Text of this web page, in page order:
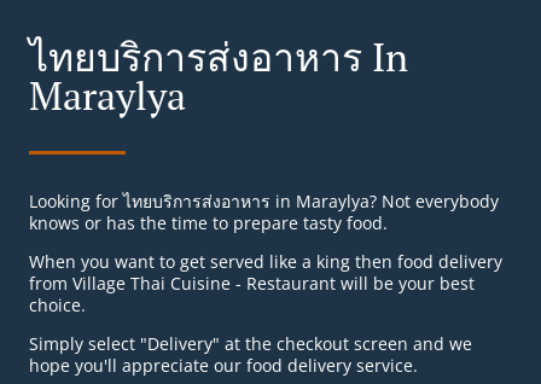
ไทยบริการส่งอาหาร In
Maraylya
Looking for ไทยบริการส่งอาหาร in Maraylya? Not everybody
knows or has the time to prepare tasty food.
When you want to get served like a king then food delivery
from Village Thai Cuisine - Restaurant will be your best
choice.
Simply select "Delivery" at the checkout screen and we
hope you'll appreciate our food delivery service.